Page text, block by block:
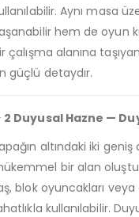
Aynı masa
hem de oyun
çalışma alanına
güçlü detaydır.
2 Duyusal Hazne —
altındaki iki
bir alan
blok oyuncakları
kullanılabilir.